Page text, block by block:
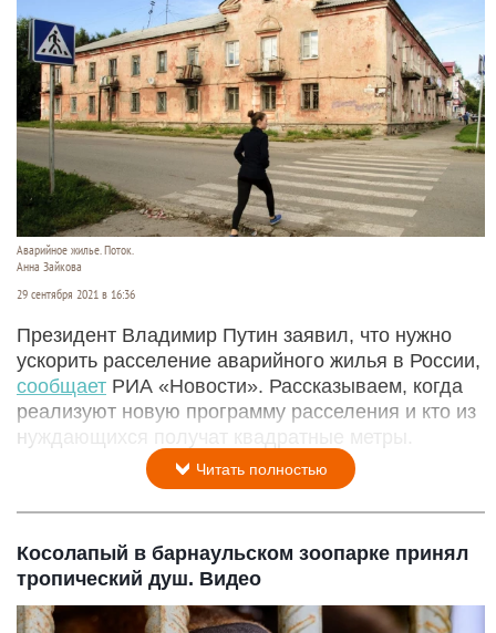
Аварийное жилье. Поток.
Анна Зайкова
29 сентября 2021 в 16:36
Президент Владимир Путин заявил, что нужно
ускорить расселение аварийного жилья в России,
сообщает РИА «Новости». Рассказываем, когда
реализуют новую программу расселения и кто из
нуждающихся получат квадратные метры.
Читать полностью
Косолапый в барнаульском зоопарке принял
тропический душ. Видео